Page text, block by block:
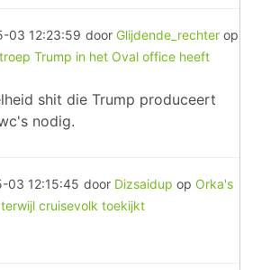
03 12:23:59 door Glijdende_rechter op
Trump in het Oval office heeft
shit die Trump produceert
nodig.
03 12:15:45 door Dizsaidup op Orka's
cruisevolk toekijkt